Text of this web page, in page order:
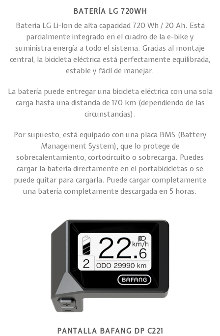
BATERÍA LG 720WH
Batería LG Li-Ion de alta capacidad 720 Wh / 20 Ah. Está
parcialmente integrado en el cuadro de la e-bike y
suministra energía a todo el sistema. Gracias al montaje
central, la bicicleta eléctrica está perfectamente equilibrada,
estable y fácil de manejar.
La batería puede entregar una bicicleta eléctrica con una sola
carga hasta una distancia de 170 km (dependiendo de las
circunstancias).
Por supuesto, está equipado con una placa BMS (Battery
Management System), que lo protege de
sobrecalentamiento, cortocircuito o sobrecarga. Puedes
cargar la batería directamente en el portabicicletas o se
puede quitar para cargarla. Puede cargar completamente
una batería completamente descargada en 5 horas.
PANTALLA BAFANG DP C221